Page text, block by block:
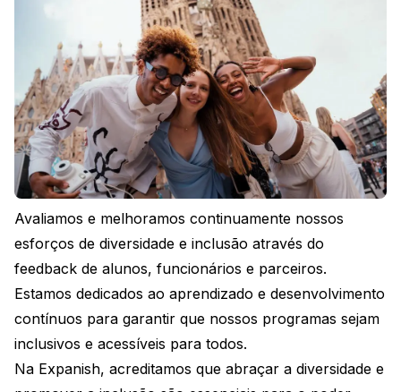
Avaliamos e melhoramos continuamente nossos
esforços de diversidade e inclusão através do
feedback de alunos, funcionários e parceiros.
Estamos dedicados ao aprendizado e desenvolvimento
contínuos para garantir que nossos programas sejam
inclusivos e acessíveis para todos.
Na Expanish, acreditamos que abraçar a diversidade e